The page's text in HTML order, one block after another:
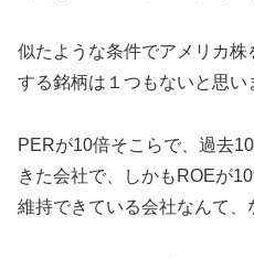
似たような条件でアメリカ株
する銘柄は１つもないと思い
PERが10倍そこらで、過去
きた会社で、しかもROEが
維持できている会社なんて、